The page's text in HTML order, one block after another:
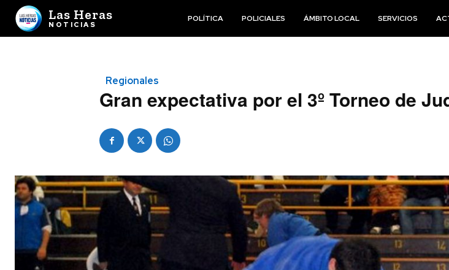
Las Heras
NOTICIAS
POLÍTICA POLICIALES ÁMBITO LOCAL SERVICIOS
Regionales
Gran expectativa por el 3º Torneo de